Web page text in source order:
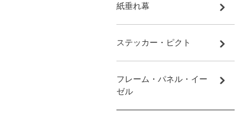
紙垂れ幕
ステッカー・ピクト
フレーム・パネル・イー
ゼル